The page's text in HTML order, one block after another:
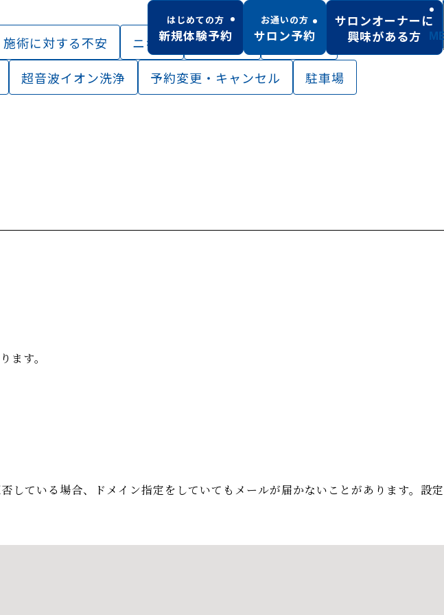
施術に対する不安 ニキビ 施術当日
初回体験
超音波イオン洗浄 予約変更・キャンセル
駐車場
ます。
ている場合、ドメイン指定をしていてもメールが届かないことがあります。設定
はじめての方
新規体験予約
お通いの方
サロン予約
サロンオーナーに
興味がある方